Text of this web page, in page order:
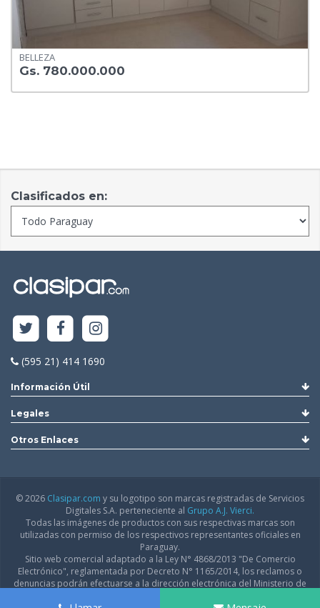
BELLEZA
Gs. 780.000.000
Clasificados en:
(595 21) 414 1690
Información Útil
Legales
Otros Enlaces
© 2026 Clasipar.com y su logotipo son marcas registradas de Servicios
Digitales S.A. perteneciente al Grupo A.J. Vierci.
Todas las imágenes de productos con sus respectivas marcas son
utilizadas con permiso de los respectivos representantes oficiales en
Paraguay.
Sitio web comercial adaptado a la Ley N° 4868/2013 "De Comercio
Electrónico", reglamentada por Decreto N° 1165/2014, los reclamos o
denuncias podrán efectuarse a la dirección electrónica del Ministerio de